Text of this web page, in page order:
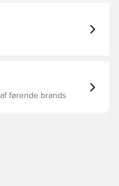
førende brands